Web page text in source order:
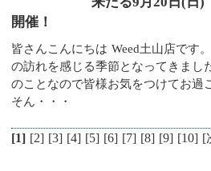
開催！
皆さんこんにちは Weed土山店です
の訪れを感じる季節となってきまし
のことなので皆様お気をつけてお
そん・・・
[1] [2] [3] [4] [5] [6] [7] [8] [9] [10] [